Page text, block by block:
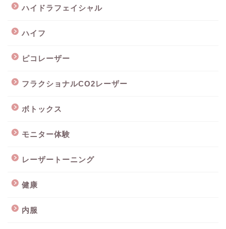
ハイドラフェイシャル
ハイフ
ピコレーザー
フラクショナルCO2レーザー
ボトックス
モニター体験
レーザートーニング
健康
内服